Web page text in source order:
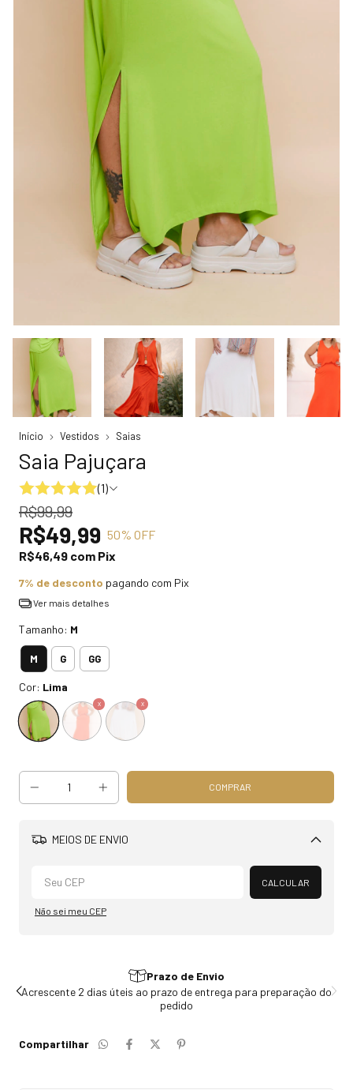
Início Vestidos Saias
Saia Pajuçara
(1)
R$99,99
R$49,99 50% OFF
R$46,49 com Pix
7% de desconto pagando com Pix
Ver mais detalhes
Tamanho: M
M G GG
Cor: Lima
MEIOS DE ENVIO
Alterar CEP
CALCULAR
Não sei meu CEP
Prazo de Envio
Acrescente 2 dias úteis ao prazo de entrega para preparação do
pedido
Compartilhar